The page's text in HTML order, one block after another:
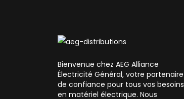
Bienvenue chez AEG Alliance
Électricité Général, votre partenaire
de confiance pour tous vos besoins
en matériel électrique. Nous